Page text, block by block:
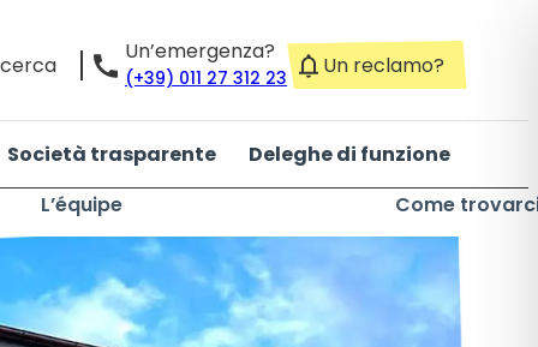
Un’emergenza?
(+39) 011 27 312 23 Un reclamo?
Società trasparente
Deleghe di funzione
L’équipe
Come